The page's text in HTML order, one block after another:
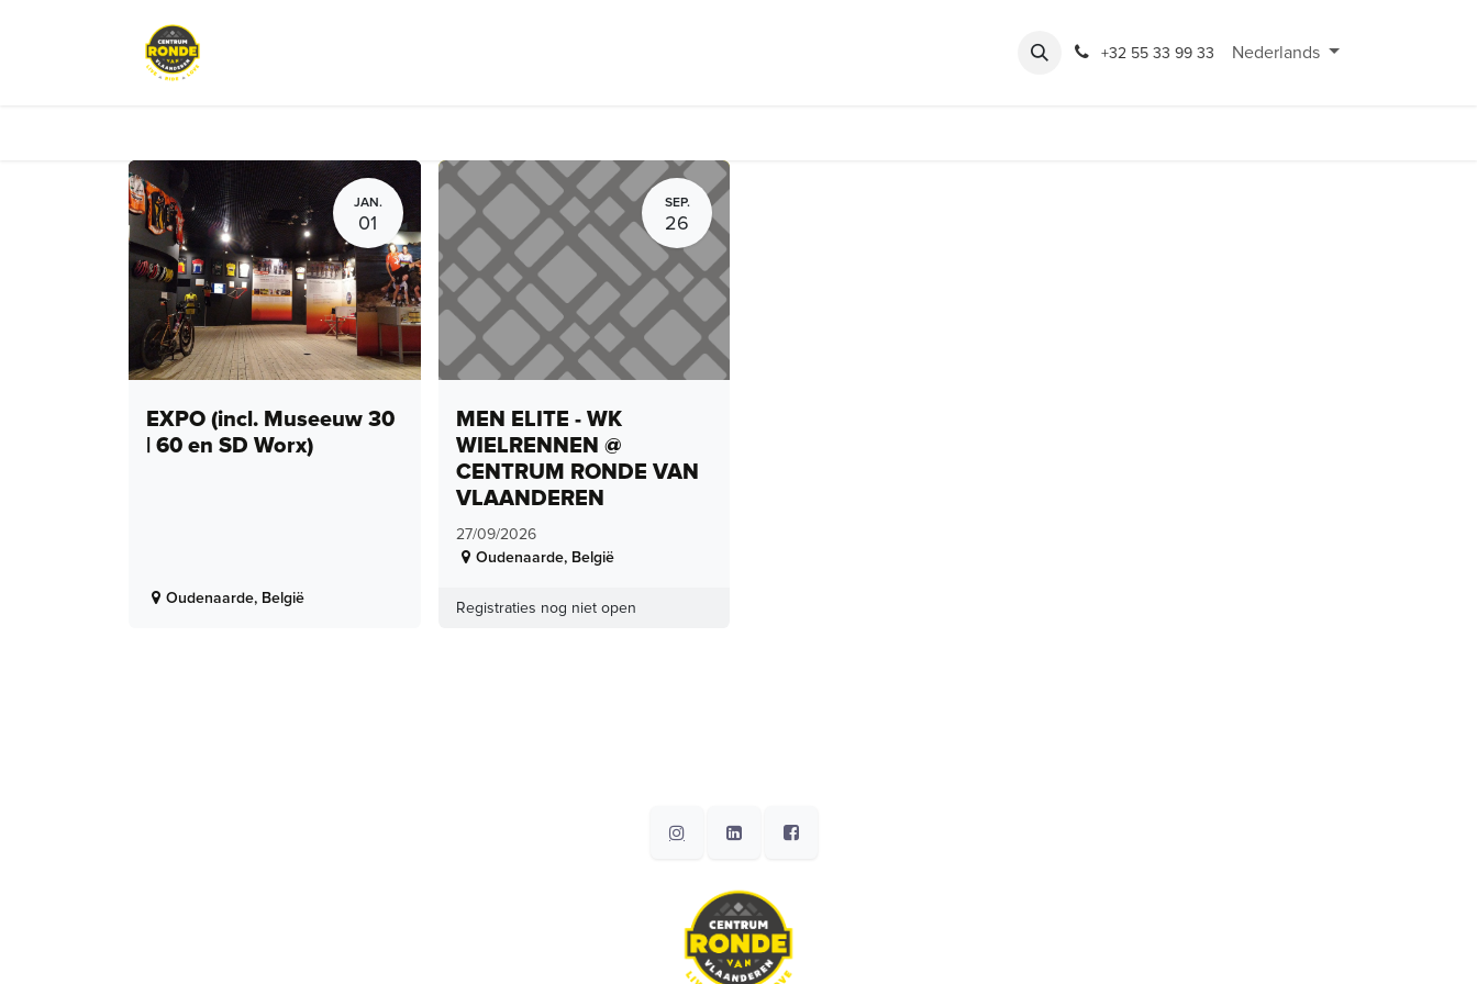
Rondeshop Contact en openingsuren
+32 55 33 99 33 Nederlands
JAN.
01
EXPO (incl. Museeuw 30
| 60 en SD Worx)
Oudenaarde, België
SEP.
26
MEN ELITE - WK
WIELRENNEN @
CENTRUM RONDE VAN
VLAANDEREN
27/09/2026
Oudenaarde, België
Registraties nog niet open